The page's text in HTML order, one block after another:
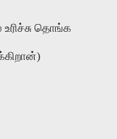
உரிச்சு தொங்க